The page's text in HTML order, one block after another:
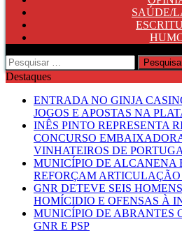
SAÚDE/
Pesquisar
por:
Destaques
ENTRADA NO GINJA
JOGOS E APOSTAS NA
INÊS PINTO REPRESENTA
CONCURSO
VINHATEIROS DE
MUNICÍPIO DE ALCANENA
REFORÇAM
GNR DETEVE SEIS
HOMÍCIDIO E OFENSAS À
MUNICÍPIO DE ABRANTES
GNR E PSP